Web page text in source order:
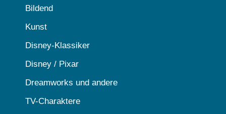
Bildend
Kunst
Disney-Klassiker
Disney / Pixar
Dreamworks und andere
TV-Charaktere